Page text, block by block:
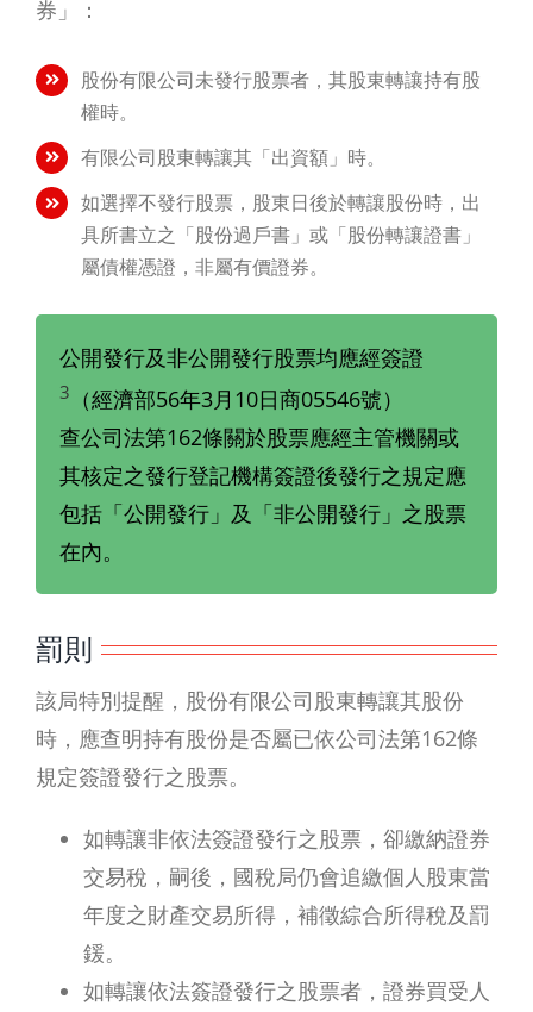
券」：
股份有限公司未發行股票者，其股東轉讓持有股
權時。
有限公司股東轉讓其「出資額」時。
如選擇不發行股票，股東日後於轉讓股份時，出
具所書立之「股份過戶書」或「股份轉讓證書」
屬債權憑證，非屬有價證券。
公開發行及非公開發行股票均應經簽證
3 （經濟部56年3月10日商05546號）
查公司法第162條關於股票應經主管機關或
其核定之發行登記機構簽證後發行之規定應
包括「公開發行」及「非公開發行」之股票
在內。
罰則
該局特別提醒，股份有限公司股東轉讓其股份
時，應查明持有股份是否屬已依公司法第162條
規定簽證發行之股票。
如轉讓非依法簽證發行之股票，卻繳納證券
交易稅，嗣後，國稅局仍會追繳個人股東當
年度之財產交易所得，補徵綜合所得稅及罰
鍰。
如轉讓依法簽證發行之股票者，證券買受人